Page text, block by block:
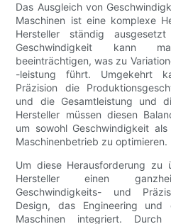
Das Ausgleich von
Maschinen ist eine komplexe
Hersteller ständig
Geschwindigkeit kann
beeinträchtigen, was zu
-leistung führt. Umgekehrt
Präzision die
und die Gesamtleistung und
Hersteller müssen diesen
um sowohl Geschwindigkeit
Maschinenbetrieb zu optimieren.
Um diese Herausforderung zu
Hersteller einen
Geschwindigkeits- und
Design, das Engineering
Maschinen integriert.